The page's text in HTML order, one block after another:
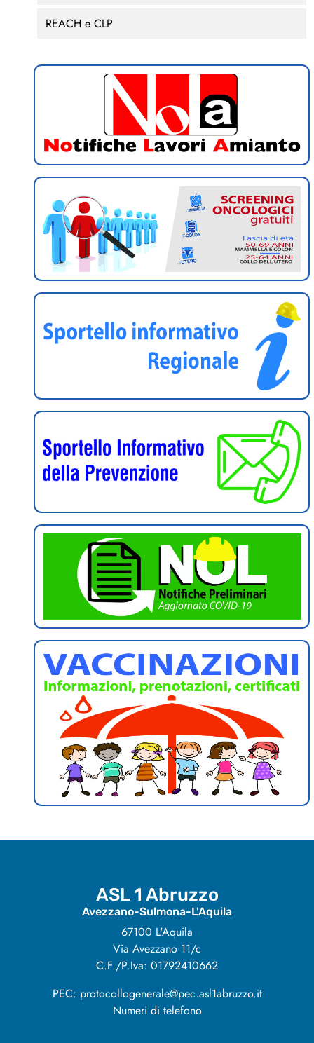
REACH e CLP
ASL 1 Abruzzo
Avezzano-Sulmona-L'Aquila
67100 L'Aquila
Via Avezzano 11/c
C.F./P.Iva: 01792410662
PEC: protocollogenerale@pec.asl1abruzzo.it
Numeri di telefono